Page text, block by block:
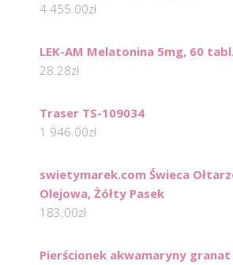
4 455.00zł
LEK-AM Melatonina 5mg, 60 tabl.
28.28zł
Traser TS-109034
1 946.00zł
swietymarek.com Świeca
Olejowa, Żółty Pasek
183.00zł
Pierścionek akwamaryny